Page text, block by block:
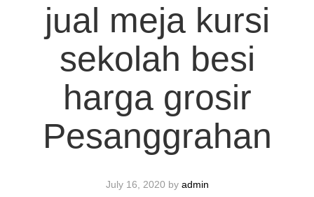
jual meja kursi
sekolah besi
harga grosir
Pesanggrahan
July 16, 2020 by admin